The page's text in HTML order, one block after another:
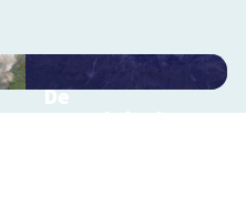
De
waterkringloop